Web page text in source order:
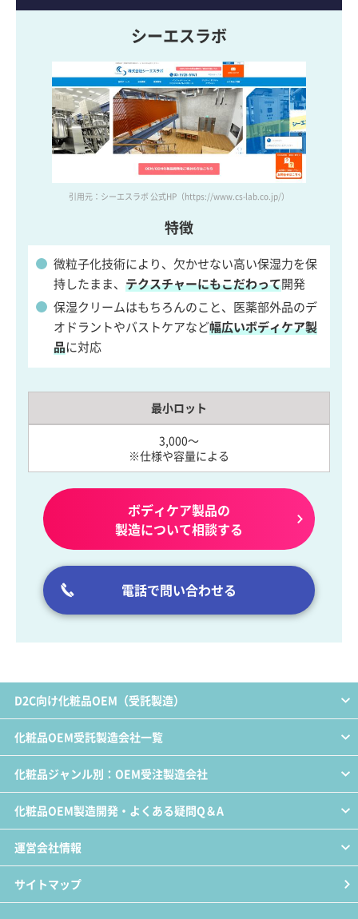
シーエスラボ
引用元：シーエスラボ 公式HP （https://www.cs-lab.co.jp/）
特徴
微粒子化技術により、欠かせない高い保湿力を保
持したまま、 テクスチャーにもこだわって開発
保湿クリームはもちろんのこと、医薬部外品のデ
オドラントやバストケアなど幅広いボディケア製
品に対応
最小ロット
3,000～
※仕様や容量による
ボディケア製品の
製造について相談する
電話で問い合わせる
D2C向け化粧品OEM（受託製造）
化粧品OEM受託製造会社一覧
化粧品ジャンル別：OEM受注製造会社
化粧品OEM製造開発・よくある疑問Q＆A
運営会社情報
サイトマップ